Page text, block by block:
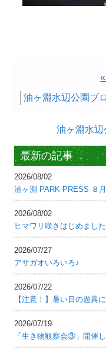
油ヶ淵水辺公園ブ
油ヶ淵水辺
最新の記事
2026/08/02
油ヶ淵 PARK PRESS ８
2026/08/02
ヒマワリ咲きはじめました
2026/07/27
アサガオいろいろ♪
2026/07/22
【注意！】暑い日の遊具
2026/07/19
「生き物観察会③」開催し